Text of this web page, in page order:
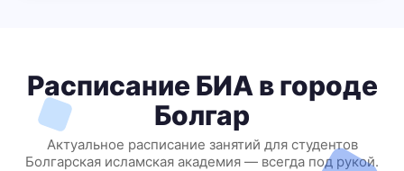
Расписание БИА в городе
Болгар
Актуальное расписание занятий для студентов
Болгарская исламская академия — всегда под рукой.